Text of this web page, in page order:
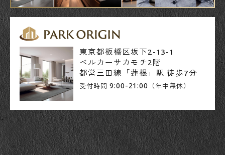
東京都板橋区坂下2-13-1
ベルカーサカモチ2階
都営三田線「蓮根」駅 徒歩7分
受付時間 9:00-21:00 （年中無休）